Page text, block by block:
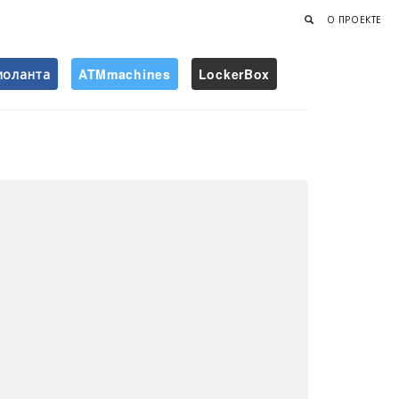
О ПРОЕКТЕ
ATMmachines LockerBox